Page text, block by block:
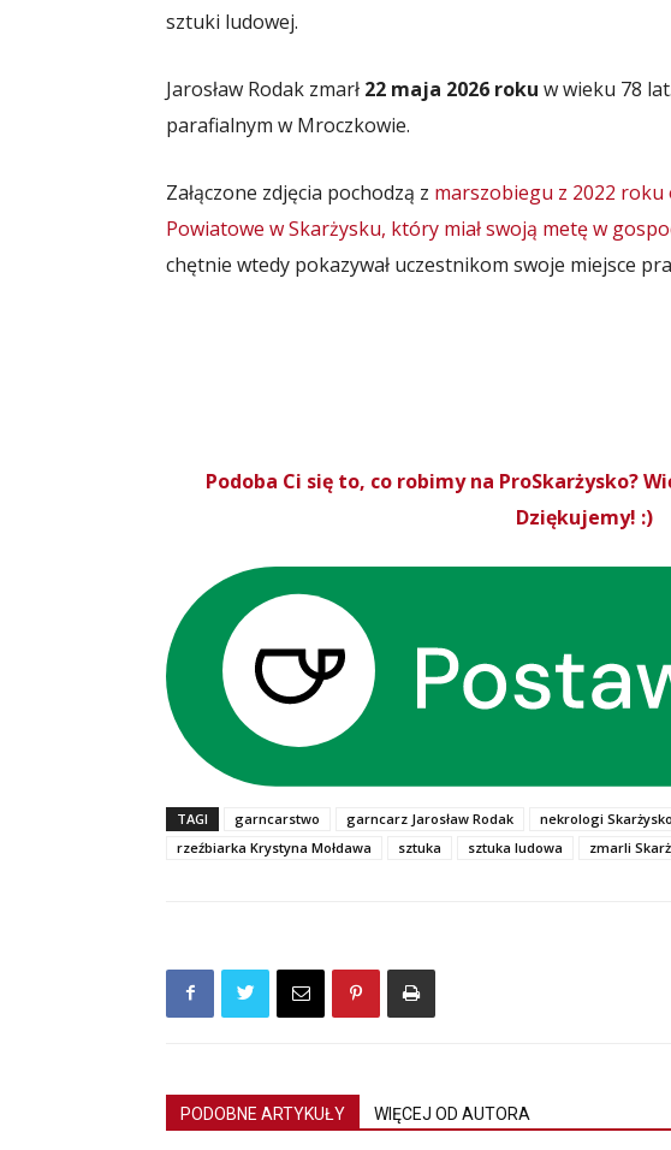
sztuki ludowej.
Jarosław Rodak zmarł 22 maja 2026 roku w wieku 78
parafialnym w Mroczkowie.
Załączone zdjęcia pochodzą z marszobiegu z 2022
Powiatowe w Skarżysku, który miał swoją metę w
chętnie wtedy pokazywał uczestnikom swoje miejsce
Podoba Ci się to, co robimy na ProSkarżysko?
Dziękujemy! :)
TAGI garncarstwo garncarz Jarosław Rodak nekrologi Skarżysko
rzeźbiarka Krystyna Mołdawa
sztuka sztuka ludowa zmarli
PODOBNE ARTYKUŁY WIĘCEJ OD AUTORA